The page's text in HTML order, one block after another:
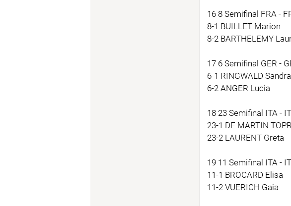
16 8 Semifinal FRA -
8-1 BUILLET Marion
8-2 BARTHELEMY
17 6 Semifinal GER -
6-1 RINGWALD Sandra
6-2 ANGER Lucia
18 23 Semifinal ITA -
23-1 DE MARTIN
23-2 LAURENT Greta
19 11 Semifinal ITA -
11-1 BROCARD Elisa
11-2 VUERICH Gaia